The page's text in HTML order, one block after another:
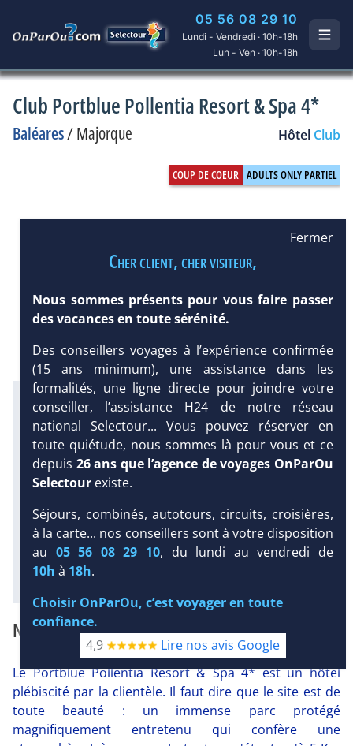
05 56 08 29 10
Lundi - Vendredi · 10h-18h
Lun - Ven · 10h-18h
Club Portblue Pollentia Resort & Spa 4*
Baléares/Majorque Hôtel Club
DEMANDE
D’INFORMATIONS
DEVIS /
RÉSERVATION
Infos météo :
27 °C
63 mm
23 °C
Infos plages :
Dist.Distance:
< 100 m
Long. Longueur
2 km
Équipement :
Infos golfs :
Distance depuis l'hôtel : 6 km
NOTRE AVIS
Le Portblue Pollentia Resort & Spa 4* est un hôtel
plébiscité par la clientèle. Il faut dire que le site est de
toute beauté : un immense parc protégé
magnifiquement entretenu qui confère une
Fermer
Cher client, cher visiteur,
Nous sommes présents pour vous faire passer
des vacances en toute sérénité.
Des conseillers voyages à l’expérience confirmée
(15 ans minimum), une assistance dans les
formalités, une ligne directe pour joindre votre
conseiller, l’assistance H24 de notre réseau
national Selectour... Vous pouvez réserver en
toute quiétude, nous sommes là pour vous et ce
depuis 26 ans que l’agence de voyages OnParOu
Selectour existe.
Séjours, combinés, autotours, circuits, croisières,
à la carte... nos conseillers sont à votre disposition
au 05 56 08 29 10, du lundi au vendredi de
10h à 18h.
Choisir OnParOu, c’est voyager en toute
confiance.
4,9
Lire nos avis Google